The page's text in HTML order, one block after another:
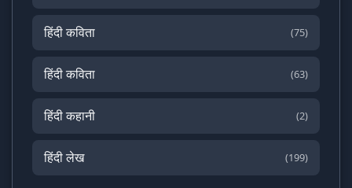
हिंदी कविता (75)
हिंदी कविता (63)
हिंदी कहानी (2)
हिंदी लेख (199)